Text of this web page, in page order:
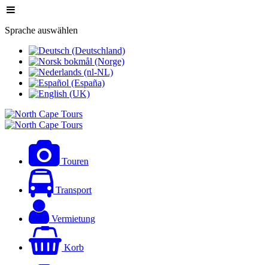
Sprache auswählen
Touren
Transport
Vermietung
Korb